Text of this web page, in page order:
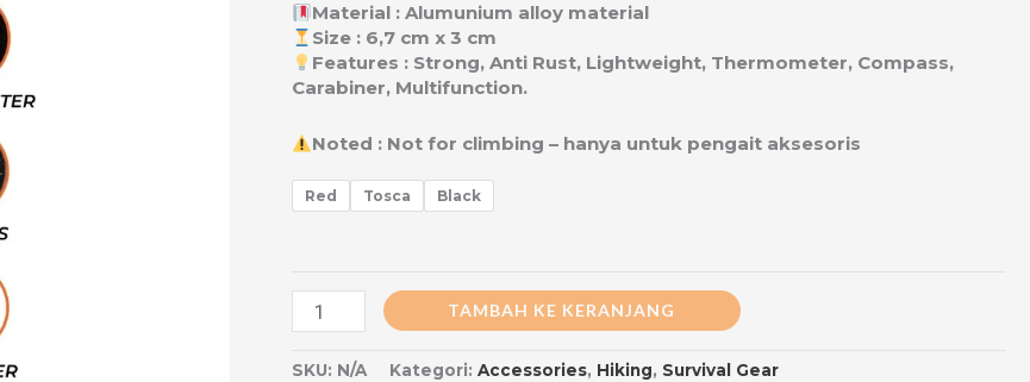
Material : Alumunium alloy material
Size : 6,7 cm x 3 cm
Features : Strong, Anti Rust, Lightweight, Thermometer, Compass,
Carabiner, Multifunction.
Noted : Not for climbing – hanya untuk pengait aksesoris
Red Tosca Black
TAMBAH KE KERANJANG
SKU: N/A Kategori:Accessories, Hiking, Survival Gear